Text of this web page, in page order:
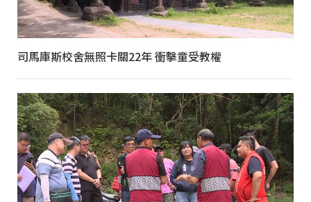
司馬庫斯校舍無照卡關22年 衝擊童受教權